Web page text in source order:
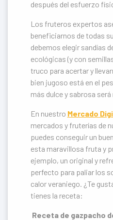
después del esfuerzo
Los fruteros expertos
beneficiarnos de todas
debemos elegir sandías
ecológicas (y con
truco para acertar y
bien jugoso está en el
más dulce y sabrosa será
En nuestro Mercado
mercados y fruterías de
puedes conseguir un
esta maravillosa fruta y
ejemplo, un original y
perfecto para paliar los
calor veraniego. ¿Te
tienes la receta:
Receta de gazpacho